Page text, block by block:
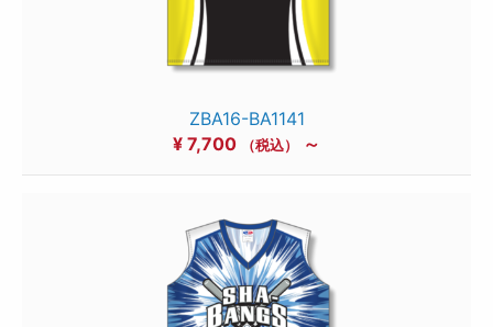
ZBA16-BA1141
¥ 7,700 （税込） ～